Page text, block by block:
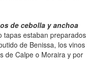
de cebolla y anchoa
tapas estaban preparados
de Benissa, los vinos
de Calpe o Moraira y por